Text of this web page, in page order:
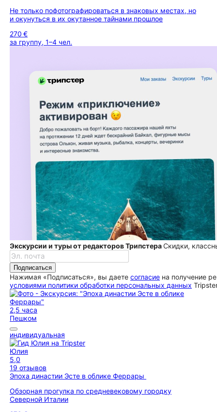
Не только пофотографироваться в знаковых местах, но
и окунуться в их окутанное тайнами прошлое
270 €
за группу, 1–4 чел.
Экскурсии и туры от редакторов ТрипстераСкидки,
Подписаться
Нажимая «Подписаться», вы даете согласие на получение
условиями политики обработки персональных данных
2,5 часа
Пешком
индивидуальная
Юлия
5,0
19 отзывов
Эпоха династии Эсте в облике Феррары
Обзорная прогулка по средневековому городку
Северной Италии